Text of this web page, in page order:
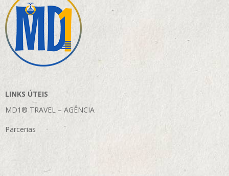
LINKS ÚTEIS
MD1® TRAVEL – AGÊNCIA
Parcerias